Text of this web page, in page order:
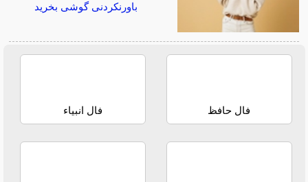
باورنکردنی گوشی بخرید
فال حافظ فال انبیاء